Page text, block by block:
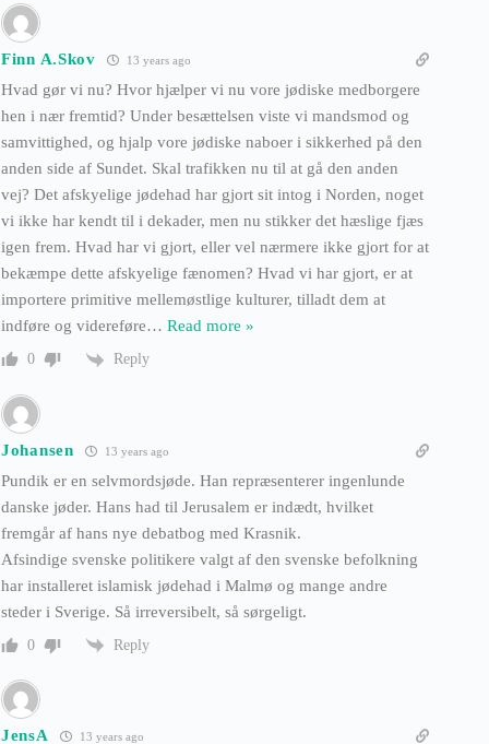
Finn A.Skov 13 years ago
Hvad gør vi nu? Hvor hjælper vi nu vore jødiske medborgere
hen i nær fremtid? Under besættelsen viste vi mandsmod og
samvittighed, og hjalp vore jødiske naboer i sikkerhed på den
anden side af Sundet. Skal trafikken nu til at gå den anden
vej? Det afskyelige jødehad har gjort sit intog i Norden, noget
vi ikke har kendt til i dekader, men nu stikker det hæslige fjæs
igen frem. Hvad har vi gjort, eller vel nærmere ikke gjort for at
bekæmpe dette afskyelige fænomen? Hvad vi har gjort, er at
importere primitive mellemøstlige kulturer, tilladt dem at
indføre og videreføre… Read more »
0 Reply
Johansen 13 years ago
Pundik er en selvmordsjøde. Han repræsenterer ingenlunde
danske jøder. Hans had til Jerusalem er indædt, hvilket
fremgår af hans nye debatbog med Krasnik.
Afsindige svenske politikere valgt af den svenske befolkning
har installeret islamisk jødehad i Malmø og mange andre
steder i Sverige. Så irreversibelt, så sørgeligt.
0 Reply
JensA 13 years ago